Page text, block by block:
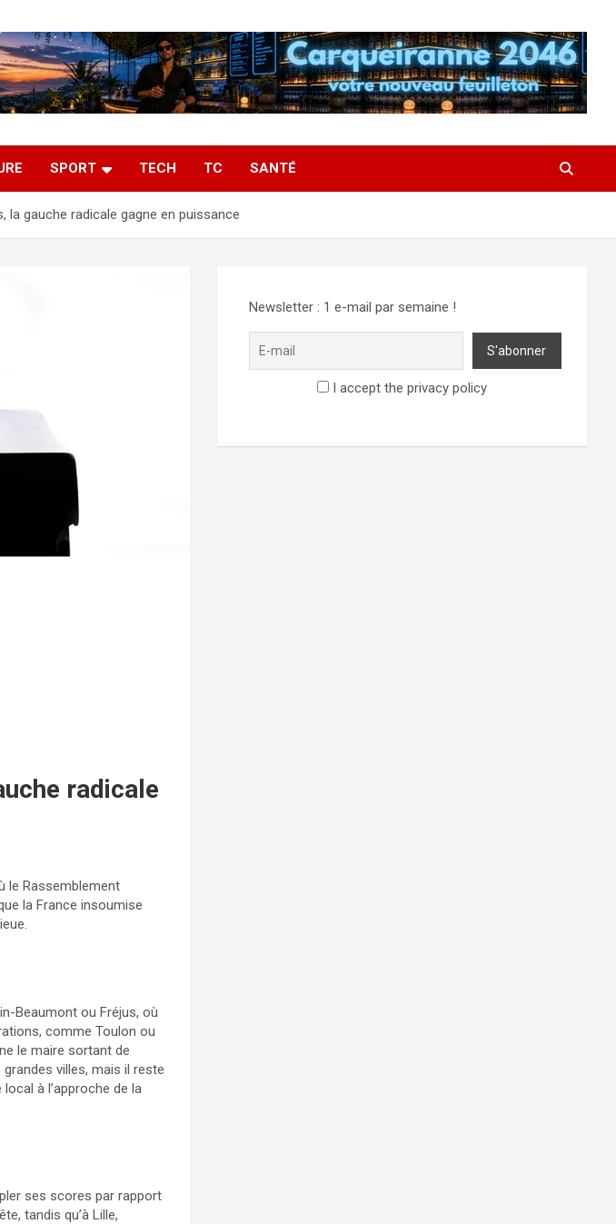
SPORT TECH TC SANTÉ
la gauche radicale gagne en puissance
radicale
le Rassemblement
la France insoumise
Beaumont ou Fréjus, où
comme Toulon ou
le maire sortant de
villes, mais il reste
à l’approche de la
ses scores par rapport
tandis qu’à Lille,
Newsletter : 1 e-mail par semaine !
I accept the privacy policy